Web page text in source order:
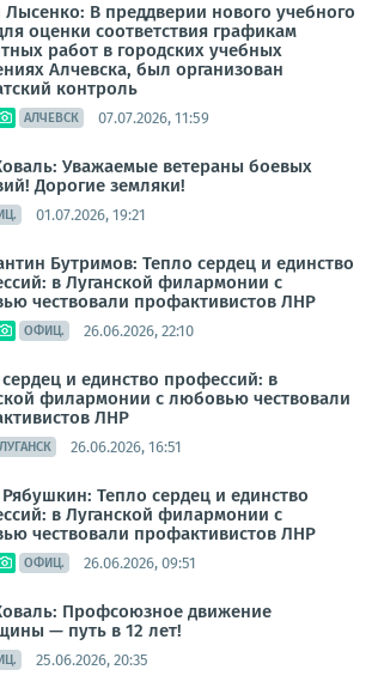
В преддверии нового учебного
оценки соответствия графикам
работ в городских учебных
Алчевска, был организован
контроль
АЛЧЕВСК 07.07.2026, 11:59
Уважаемые ветераны боевых
Дорогие земляки!
01.07.2026, 19:21
Бутримов: Тепло сердец и единство
в Луганской филармонии с
чествовали профактивистов ЛНР
ОФИЦ. 26.06.2026, 22:10
и единство профессий: в
филармонии с любовью чествовали
ЛНР
ЛУГАНСК 26.06.2026, 16:51
Тепло сердец и единство
в Луганской филармонии с
чествовали профактивистов ЛНР
ОФИЦ. 26.06.2026, 09:51
Профсоюзное движение
— путь в 12 лет!
25.06.2026, 20:35